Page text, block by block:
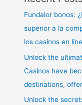
Fundalor bonos:
superior a la
los casinos en
Unlock the
Casinos have
destinations,
Unlock the